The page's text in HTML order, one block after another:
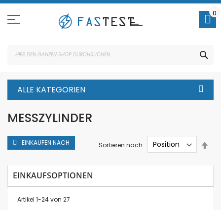
Direkt
Inhalt
0
ALLE KATEGORIEN
MESSZYLINDER
Artikel 1-24von 27
Sortieren nach
EINKAUFEN NACH
EINKAUFSOPTIONEN